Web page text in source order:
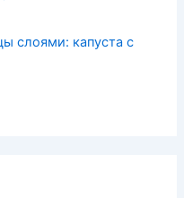
слоями: капуста с